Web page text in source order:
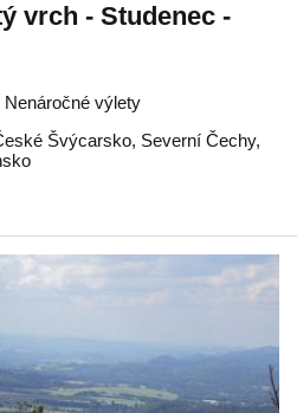
vrch - Studenec -
výlety
Švýcarsko, Severní Čechy,